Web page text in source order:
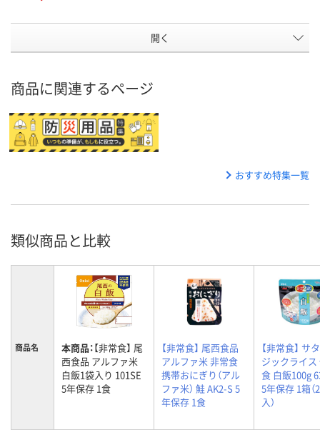
開く
商品に関連するページ
おすすめ特集一覧
類似商品と比較
商品名 本商品：【非常食】 尾
西食品 アルファ米
白飯1袋入り 101SE
5年保存 1食
【非常食】 尾西食品
アルファ米 非常食
携帯おにぎり（アル
ファ米） 鮭 AK2-S 5
年保存 1食
【非常食】 サ
ジックライス
食 白飯100g
5年保存 1箱（
入）